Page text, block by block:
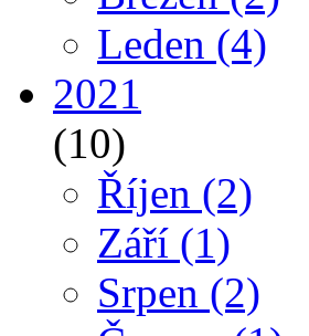
Leden (4)
2021
(10)
Říjen (2)
Září (1)
Srpen (2)